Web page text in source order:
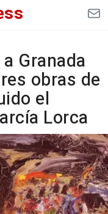
Granada
obras de
el
Lorca